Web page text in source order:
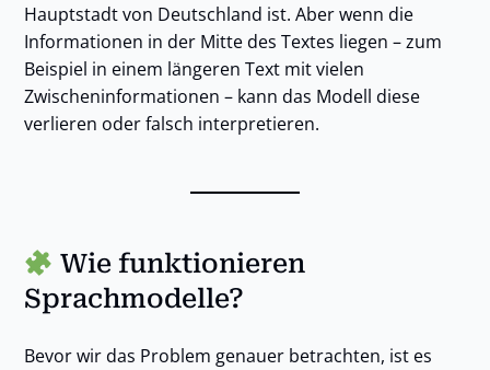
Hauptstadt von Deutschland ist. Aber wenn die
Informationen in der Mitte des Textes liegen – zum
Beispiel in einem längeren Text mit vielen
Zwischeninformationen – kann das Modell diese
verlieren oder falsch interpretieren.
Wie funktionieren
Sprachmodelle?
Bevor wir das Problem genauer betrachten, ist es